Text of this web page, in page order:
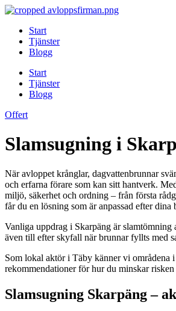
Skip
contentStart
Tjänster
Blogg
Start
Tjänster
Blogg
Offert
Slamsugning i
När avloppet krånglar, dagvattenbrunnar
och erfarna förare som kan sitt hantverk.
miljö, säkerhet och ordning – från första
får du en lösning som är anpassad efter
Vanliga uppdrag i Skarpäng är
även till efter skyfall när brunnar fyllts med
Som lokal aktör i Täby känner vi
rekommendationer för hur du minskar
Slamsugning Skarpäng –